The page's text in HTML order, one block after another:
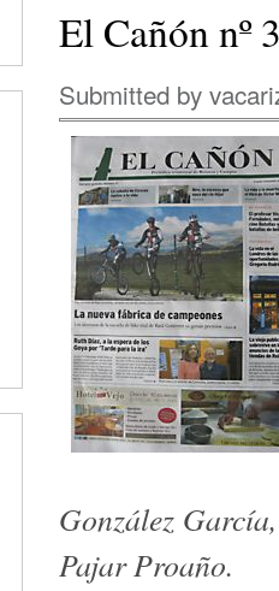
El Cañón nº
Submitted by
González
Pajar Proaño.